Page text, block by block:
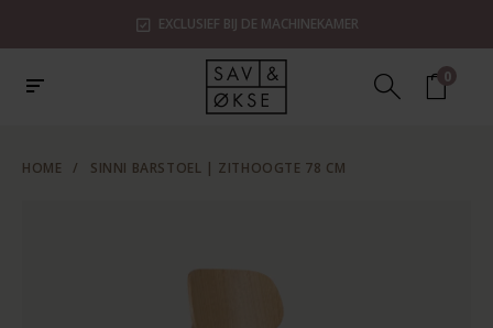
EXCLUSIEF BIJ DE MACHINEKAMER
0
HOME / SINNI BARSTOEL | ZITHOOGTE 78 CM